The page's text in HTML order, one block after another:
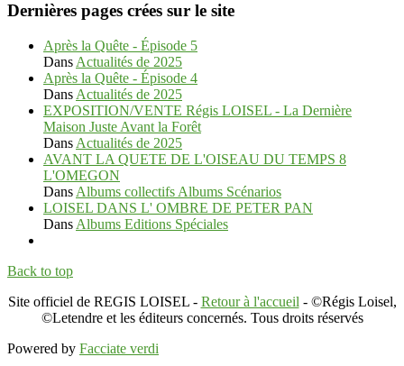
Dernières pages crées sur le site
Après la Quête - Épisode 5
Dans Actualités de 2025
Après la Quête - Épisode 4
Dans Actualités de 2025
EXPOSITION/VENTE Régis LOISEL - La Dernière
Maison Juste Avant la Forêt
Dans Actualités de 2025
AVANT LA QUETE DE L'OISEAU DU TEMPS 8
L'OMEGON
Dans Albums collectifs Albums Scénarios
LOISEL DANS L' OMBRE DE PETER PAN
Dans Albums Editions Spéciales
Back to top
Site officiel de REGIS LOISEL - Retour à l'accueil - ©Régis Loisel,
©Letendre et les éditeurs concernés. Tous droits réservés
Powered by Facciate verdi